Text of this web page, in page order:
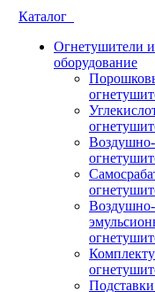
Каталог
Огнетушители
оборудование
Воздушно-